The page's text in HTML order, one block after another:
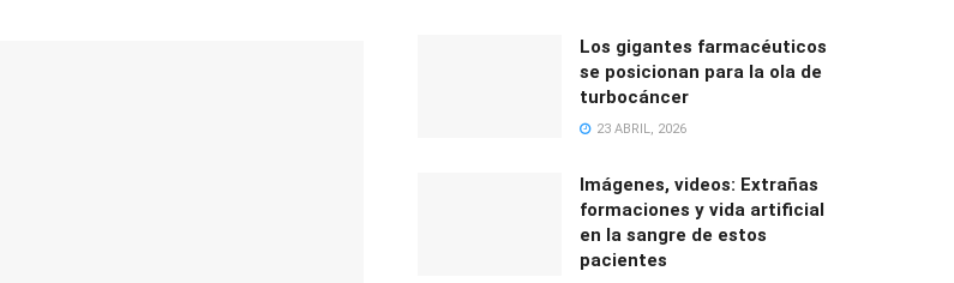
Los gigantes farmacéuticos
se posicionan para la ola de
turbocáncer
23 ABRIL, 2026
Imágenes, videos: Extrañas
formaciones y vida artificial
en la sangre de estos
pacientes